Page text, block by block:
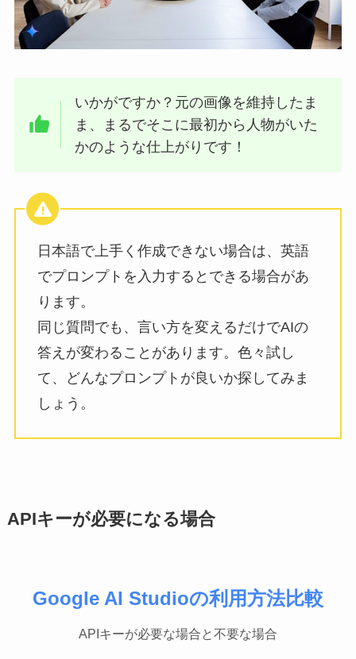
いかがですか？元の画像を維持したま
ま、まるでそこに最初から人物がいた
かのような仕上がりです！
日本語で上手く作成できない場合は、英語
でプロンプトを入力するとできる場合があ
ります。
同じ質問でも、言い方を変えるだけでAIの
答えが変わることがあります。色々試し
て、どんなプロンプトが良いか探してみま
しょう。
APIキーが必要になる場合
Google AI Studioの利用方法比較
APIキーが必要な場合と不要な場合